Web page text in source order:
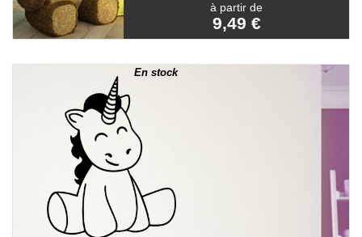
à partir de
9,49 €
En stock